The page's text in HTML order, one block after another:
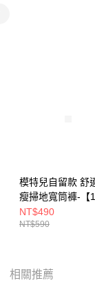
模特兒自留款 舒
瘦掃地寬筒褲-【
6808】
NT$490
NT$590
相關推薦